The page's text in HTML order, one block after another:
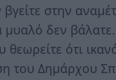
βγείτε στην
μυαλό δεν
θεωρείτε ότι
του Δημάρχου